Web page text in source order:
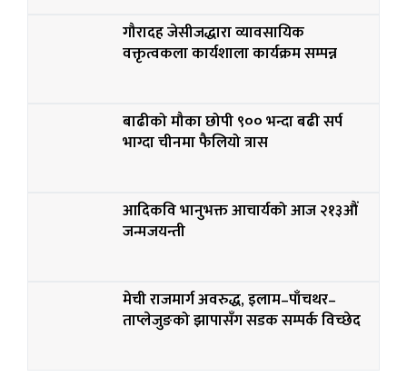
गौरादह जेसीजद्धारा व्यावसायिक
वक्तृत्वकला कार्यशाला कार्यक्रम सम्पन्न
बाढीको मौका छोपी ९०० भन्दा बढी सर्प
भाग्दा चीनमा फैलियो त्रास
आदिकवि भानुभक्त आचार्यको आज २१३औं
जन्मजयन्ती
मेची राजमार्ग अवरुद्ध, इलाम–पाँचथर–
ताप्लेजुङको झापासँग सडक सम्पर्क विच्छेद